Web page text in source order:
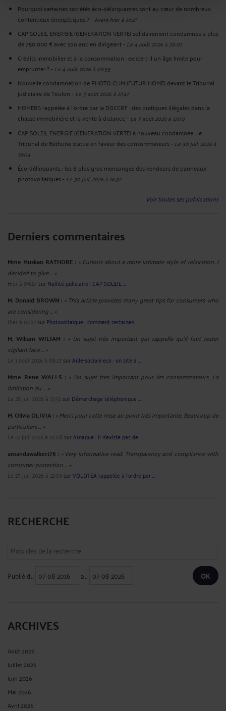
Pourquoi certaines sociétés éco-délinquantes sont au cœur de nombreux
contentieux énergétiques ?-Avant-hier à 14:27
CAP SOLEIL ENERGIE (GENERATION VERTE) solidairement condamnée à plus
de 750 000 € avec son ancien dirigeant- Le 4 août 2026 à 20:01
Crédits immobilier et à la consommation : existe-t-il un âge limite pour
emprunter ?- Le 4 août 2026 à 08:55
Nouvelle condamnation de PHOTO CLIM (FUTUR HOME) devant le Tribunal
judiciaire de Toulon- Le 3 août 2026 à 17:47
HOMERS rappelée à l'ordre par la DGCCRF : des pratiques illégales dans la
chasse immobilière et la vente à distance- Le 3 août 2026 à 11:00
CAP SOLEIL ENERGIE (GENERATION VERTE) à nouveau condamnée : le
Tribunal de Béthune statue en faveur des consommateurs- Le 30 juil. 2026 à
19:04
Éco-délinquants : les 8 plus gros mensonges des vendeurs de panneaux
photovoltaïques- Le 30 juil. 2026 à 16:32
Voir toutes ses publications
Derniers commentaires
Mme Muskan RATHORE : « Curious about a more intimate style of relaxation, I
decided to give ... »
Hier à 09:24 sur Nullité judiciaire : CAP SOLEIL ...
M. Donald BROWN : « This article provides many great tips for consumers who
are considering ... »
Hier à 07:22sur Photovoltaïque : comment certaines ...
M. Wiliam WILIAM : « Un sujet très important qui rappelle qu’il faut rester
vigilant face ... »
Le 1 août 2026 à 08:13 surAide-sociale.eco : un site à ...
Mme Rene WALLS : « Un sujet très important pour les consommateurs. La
limitation du ... »
Le 28 juil. 2026 à 13:51 sur Démarchage téléphonique ...
M. Olivia OLIVIA :« Merci pour cette mise au point très importante. Beaucoup de
particuliers ... »
Le 27 juil. 2026 à 10:08 surArnaque : il n'existe pas de ...
amandawalker178 : « Very informative read. Transparency and compliance with
consumer protection ... »
Le 23 juil. 2026 à 12:09 surVOLOTEA rappelée à l’ordre par ...
RECHERCHE
Publié du au
ARCHIVES
Août 2026
Juillet 2026
Juin 2026
Mai 2026
Avril 2026